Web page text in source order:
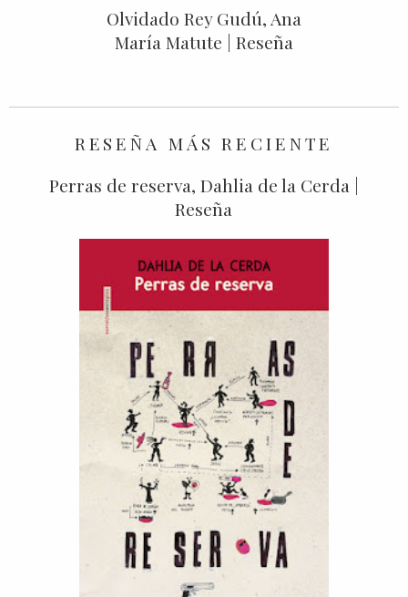
Olvidado Rey Gudú, Ana
María Matute | Reseña
RESEÑA MÁS RECIENTE
Perras de reserva, Dahlia de la Cerda |
Reseña